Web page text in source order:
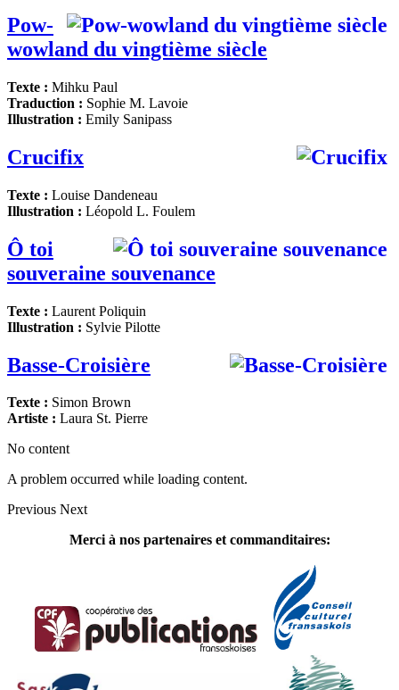
Pow-
wowland du vingtième siècle
Texte : Mihku Paul
Traduction : Sophie M. Lavoie
Illustration : Emily Sanipass
Crucifix
Texte : Louise Dandeneau
Illustration : Léopold L. Foulem
Ô toi
souveraine souvenance
Texte : Laurent Poliquin
Illustration : Sylvie Pilotte
Basse-Croisière
Texte : Simon Brown
Artiste : Laura St. Pierre
No content
A problem occurred while loading content.
Previous Next
Merci à nos partenaires et commanditaires: